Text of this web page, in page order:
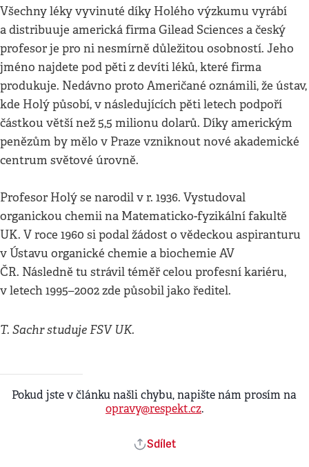
Všechny léky vyvinuté díky Holého výzkumu vyrábí
a distribuuje americká firma Gilead Sciences a český
profesor je pro ni nesmírně důležitou osobností. Jeho
jméno najdete pod pěti z devíti léků, které firma
produkuje. Nedávno proto Američané oznámili, že ústav,
kde Holý působí, v následujících pěti letech podpoří
částkou větší než 5,5 milionu dolarů. Díky americkým
penězům by mělo v Praze vzniknout nové akademické
centrum světové úrovně.
Profesor Holý se narodil v r. 1936. Vystudoval
organickou chemii na Matematicko-fyzikální fakultě
UK. V roce 1960 si podal žádost o vědeckou aspiranturu
v Ústavu organické chemie a biochemie AV
ČR. Následně tu strávil téměř celou profesní kariéru,
v letech 1995–2002 zde působil jako ředitel.
T. Sachr studuje FSV UK.
Pokud jste v článku našli chybu, napište nám prosím na
opravy@respekt.cz.
Sdílet